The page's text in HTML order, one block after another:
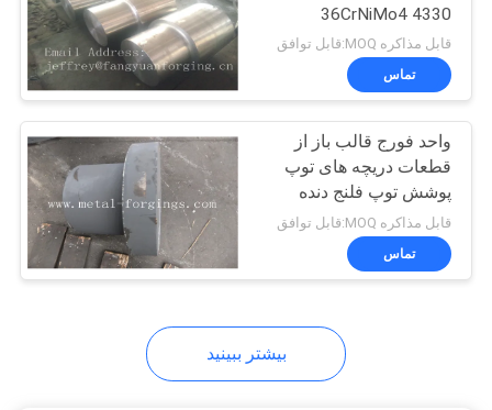
36CrNiMo4 4330
34CrNiMo6 4140
SNCM439 BS816M40
4130 4340
قابل مذاکره MOQ:قابل توافق
تماس
واحد فورج قالب باز از
قطعات دریچه های توپ
پوشش توپ فلنج دنده
مکانیکی شفت
قابل مذاکره MOQ:قابل توافق
تماس
بیشتر ببینید